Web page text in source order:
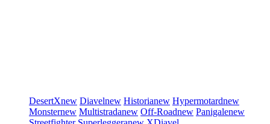
DesertXnew Diavelnew Historianew Hypermotardnew
Monsternew Multistradanew Off-Roadnew Panigalenew